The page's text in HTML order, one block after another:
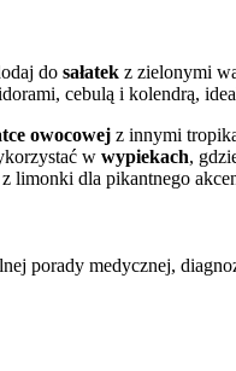
do sałatek z zielonymi
cebulą i kolendrą,
owocowej z innymi
w wypiekach,
limonki dla pikantnego
porady medycznej,